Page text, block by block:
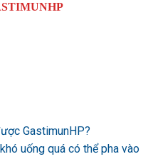
GastimunHP?
uống quá có thể pha vào